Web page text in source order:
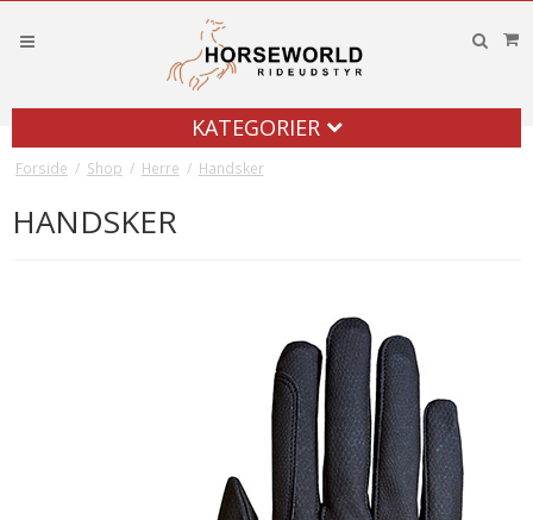
KATEGORIER
Forside / Shop / Herre / Handsker
HANDSKER